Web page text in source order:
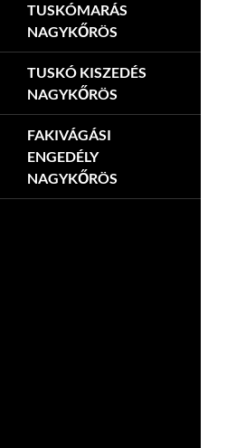
TUSKÓMARÁS
NAGYKŐRÖS
TUSKÓ KISZEDÉS
NAGYKŐRÖS
FAKIVÁGÁSI
ENGEDÉLY
NAGYKŐRÖS